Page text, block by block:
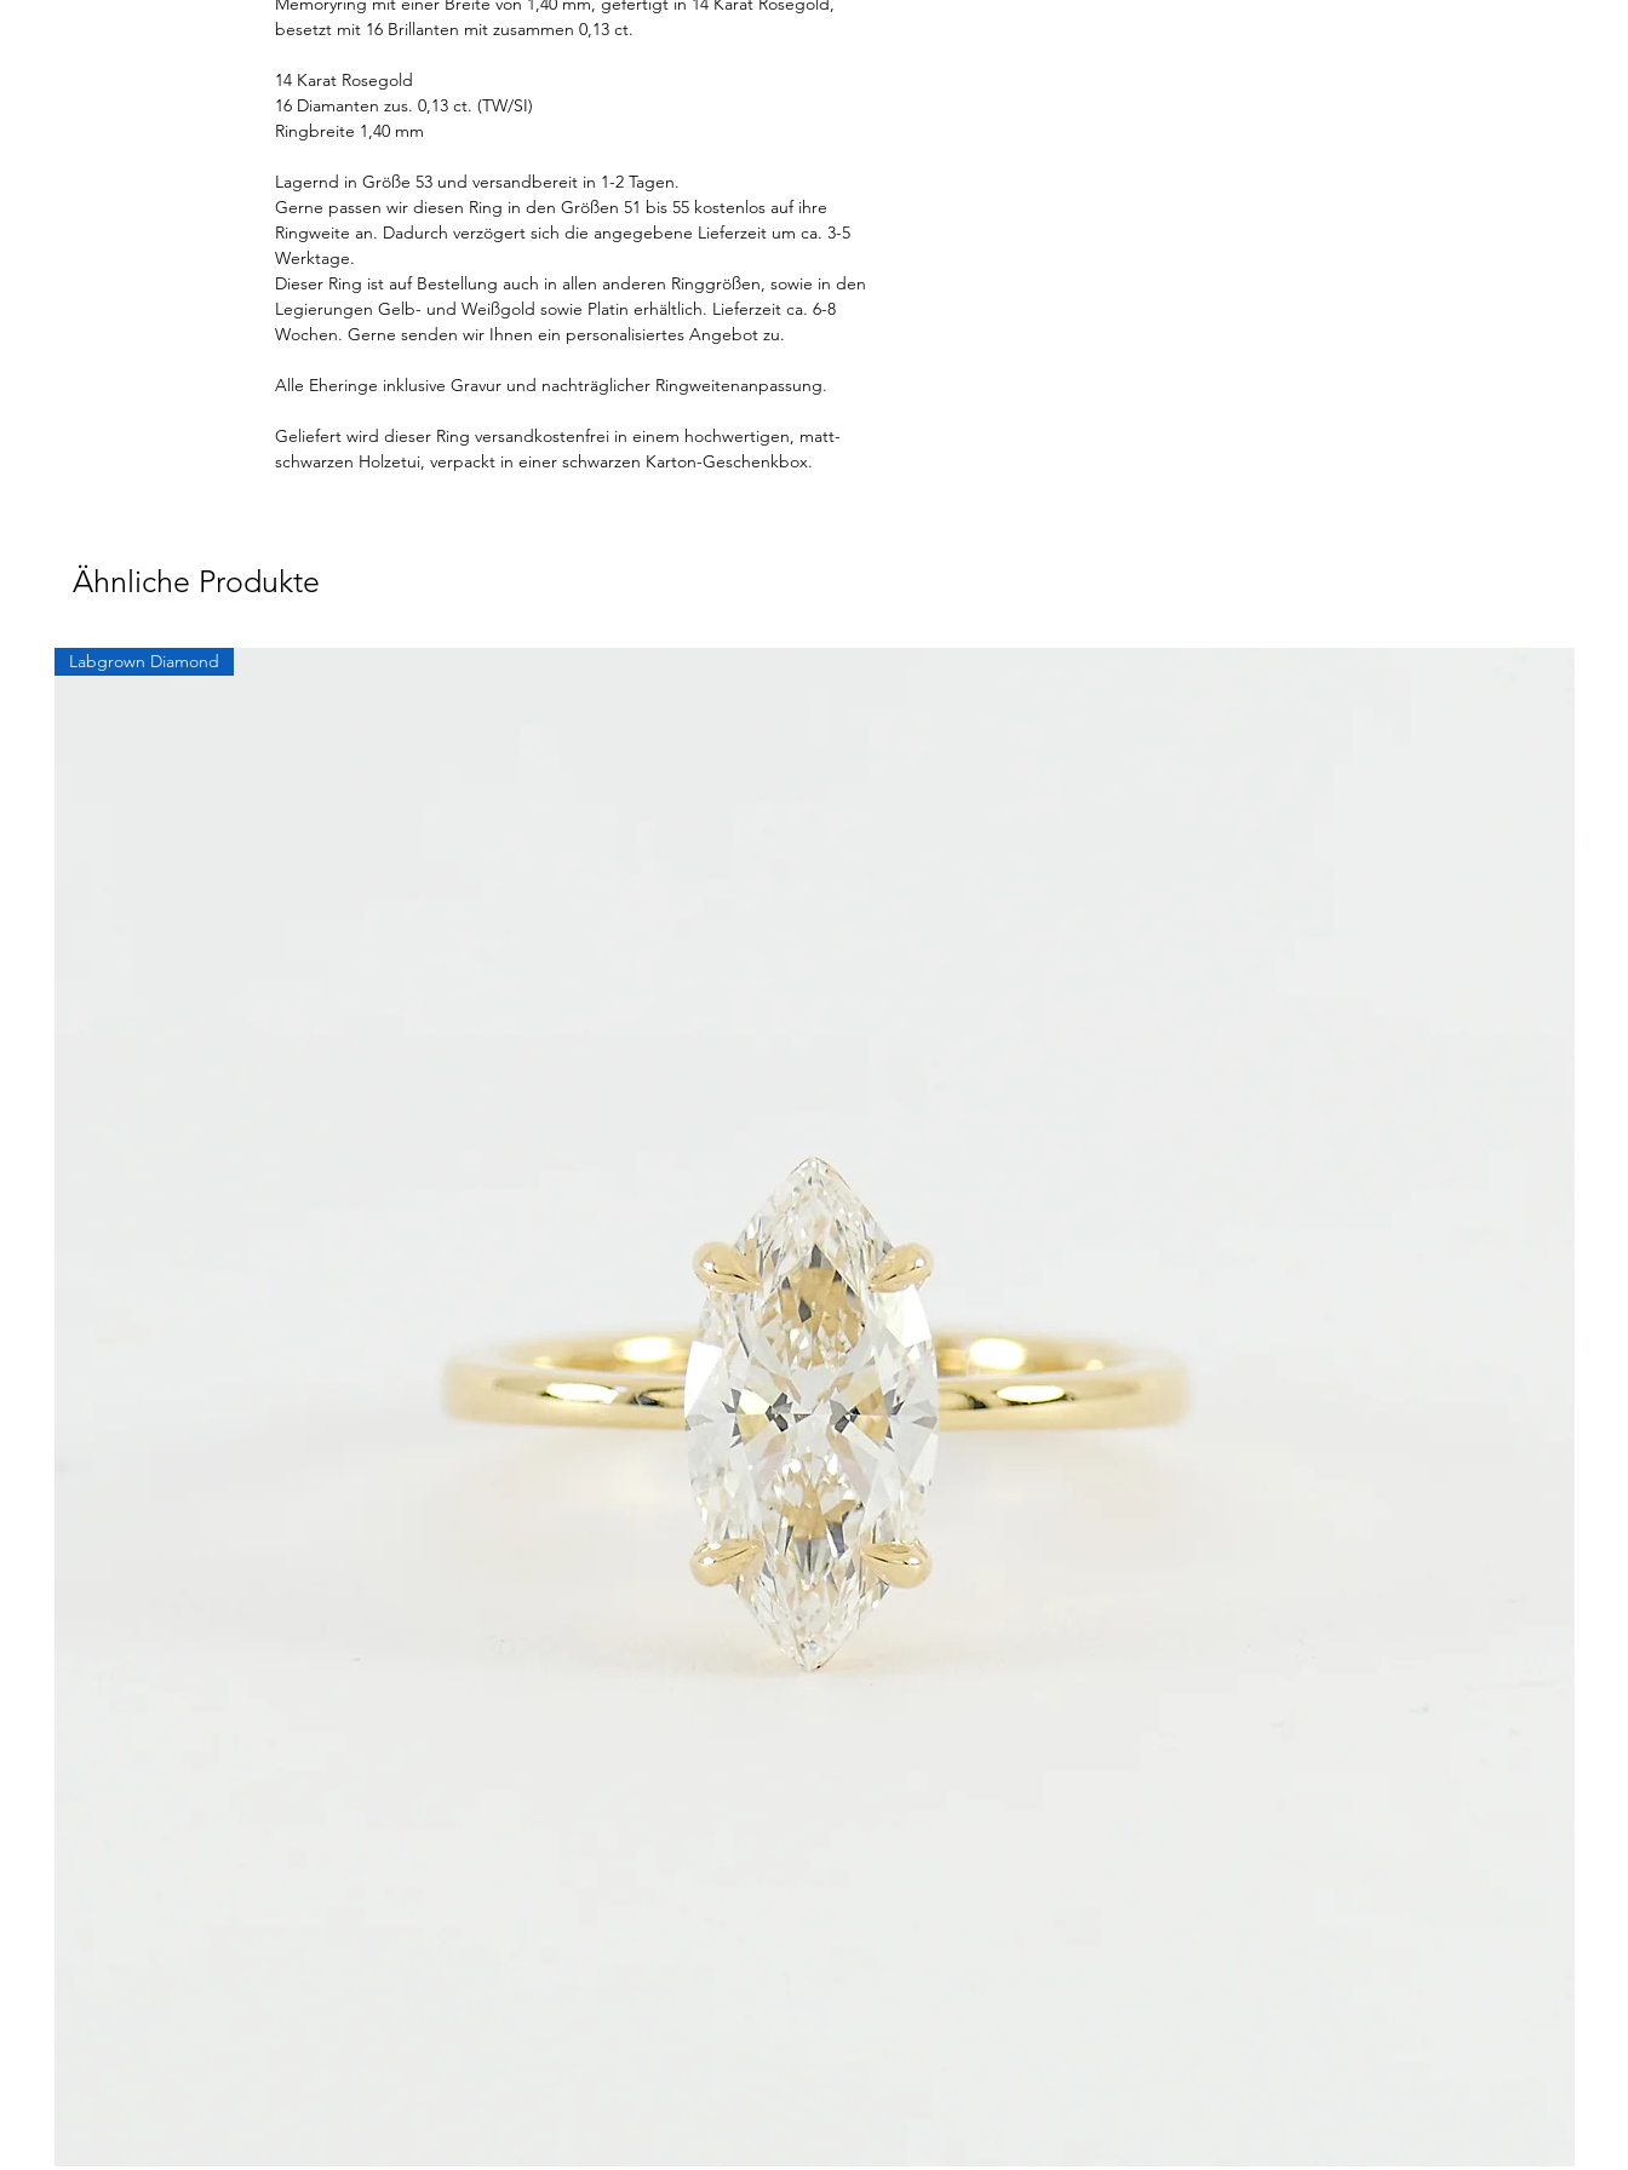
besetzt mit 16 Brillanten mit zusammen 0,13 ct.
14 Karat Rosegold
16 Diamanten zus. 0,13 ct. (TW/SI)
Ringbreite 1,40 mm
Lagernd in Größe 53 und versandbereit in 1-2 Tagen.
Gerne passen wir diesen Ring in den Größen 51 bis 55 kostenlos auf ihre
Ringweite an. Dadurch verzögert sich die angegebene Lieferzeit um ca. 3-5
Werktage.
Dieser Ring ist auf Bestellung auch in allen anderen Ringgrößen, sowie in den
Legierungen Gelb- und Weißgold sowie Platin erhältlich. Lieferzeit ca. 6-8
Wochen. Gerne senden wir Ihnen ein personalisiertes Angebot zu.
Alle Eheringe inklusive Gravur und nachträglicher Ringweitenanpassung.
Geliefert wird dieser Ring versandkostenfrei in einem hochwertigen, matt-
schwarzen Holzetui, verpackt in einer schwarzen Karton-Geschenkbox.
Ähnliche Produkte
Labgrown Diamond